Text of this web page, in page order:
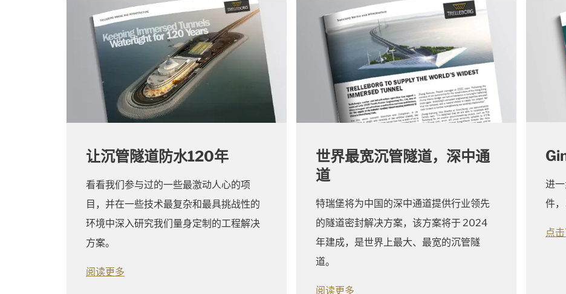
让沉管隧道防水120年
看看我们参与过的一些最激动人心的项
目，并在一些技术最复杂和最具挑战性的
环境中深入研究我们量身定制的工程解决
方案。
阅读更多
世界最宽沉管隧道，深中通
道
特瑞堡将为中国的深中通道提供行业领先
的隧道密封解决方案，该方案将于 2024
年建成，是世界上最大、最宽的沉管隧
道。
阅读更多
进
件
点